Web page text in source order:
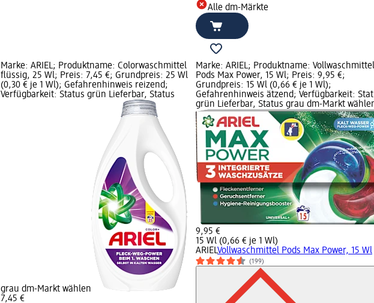
Alle dm-Märkte
Marke: ARIEL; Produktname: Colorwaschmittel
flüssig, 25 Wl; Preis: 7,45 €; Grundpreis: 25 Wl
(0,30 € je 1 Wl); Gefahrenhinweis reizend;
Verfügbarkeit: Status grün Lieferbar, Status
grau dm-Markt wählen
7,45 €
Marke: ARIEL; Produktname: Vollwaschmittel
Pods Max Power, 15 Wl; Preis: 9,95 €;
Grundpreis: 15 Wl (0,66 € je 1 Wl);
Gefahrenhinweis ätzend; Verfügbarkeit:
grün Lieferbar, Status grau dm-Markt
9,95 €
15 Wl (0,66 € je 1 Wl)
ARIELVollwaschmittel Pods Max Power, 15 Wl
(199)